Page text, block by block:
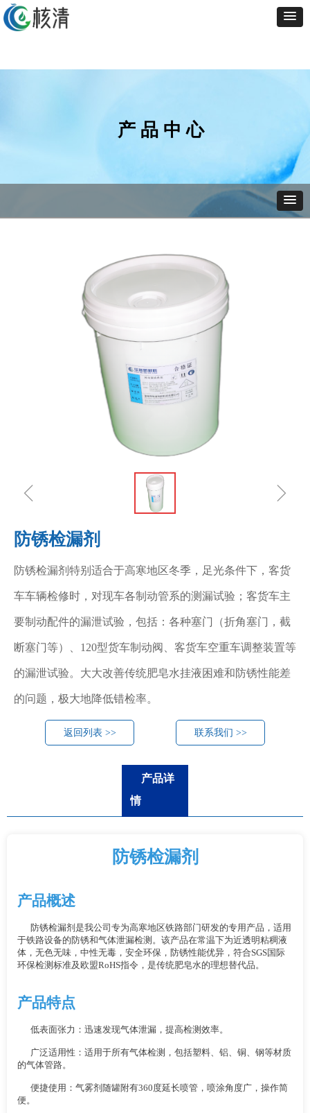
产 品 中 心
返回列表 >> 联系我们 >>
防锈检漏剂
防锈检漏剂特别适合于高寒地区冬季，足光条件下，客货
车车辆检修时，对现车各制动管系的测漏试验；客货车主
要制动配件的漏泄试验，包括：各种塞门（折角塞门，截
断塞门等）、120型货车制动阀、客货车空重车调整装置等
的漏泄试验。大大改善传统肥皂水挂液困难和防锈性能差
的问题，极大地降低错检率。
ꁆ ꁇ
防锈检漏剂
产品概述
防锈检漏剂是我公司专为高寒地区铁路部门研发的专用产品，适用
于铁路设备的防锈和气体泄漏检测。该产品在常温下为近透明粘稠液
体，无色无味，中性无毒，安全环保，防锈性能优异，符合SGS国际
环保检测标准及欧盟RoHS指令，是传统肥皂水的理想替代品。
产品特点
低表面张力：迅速发现气体泄漏，提高检测效率。
广泛适用性：适用于所有气体检测，包括塑料、铝、铜、钢等材质
的气体管路。
便捷使用：气雾剂随罐附有360度延长喷管，喷涂角度广，操作简
便。
产品详
情